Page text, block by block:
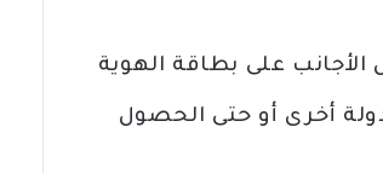
على بطاقة الهوية
أخرى أو حتى الحصول